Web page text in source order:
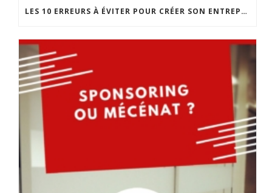
LES 10 ERREURS À ÉVITER POUR CRÉER SON ENTREPRISE